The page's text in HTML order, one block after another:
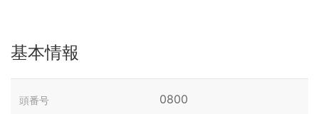
基本情報
頭番号 0800